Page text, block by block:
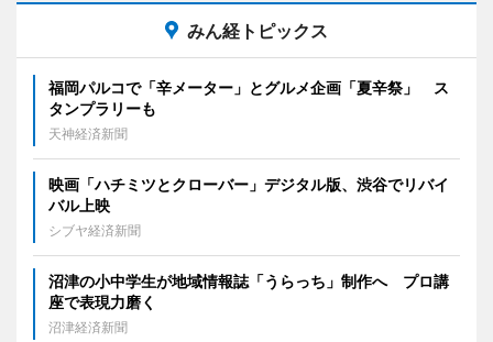
みん経トピックス
福岡パルコで「辛メーター」とグルメ企画「夏辛祭」 ス
タンプラリーも
天神経済新聞
映画「ハチミツとクローバー」デジタル版、渋谷でリバイ
バル上映
シブヤ経済新聞
沼津の小中学生が地域情報誌「うらっち」制作へ プロ講
座で表現力磨く
沼津経済新聞